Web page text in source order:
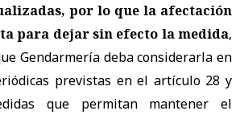
por lo que la afectación
para dejar sin efecto la medida,
Gendarmería deba considerarla en
previstas en el artículo 28 y
que permitan mantener el